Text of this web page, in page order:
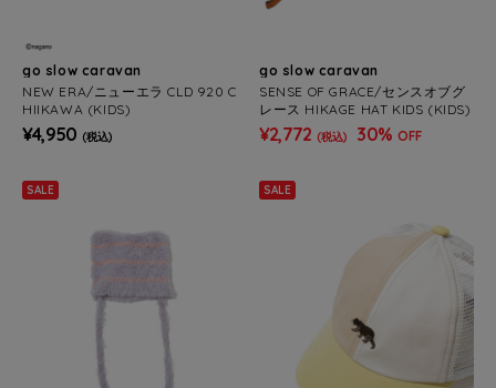
go slow caravan
NEW ERA/ニューエラ CLD 920 C
HIIKAWA (KIDS)
¥4,950 (税込)
go slow caravan
SENSE OF GRACE/センスオブグ
レース HIKAGE HAT KIDS (KIDS)
¥2,772 (税込) 30% OFF
SALE SALE